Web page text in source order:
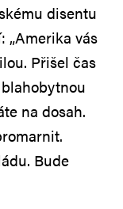
disentu
„Amerika vás
Přišel čas
na dosah.
Bude